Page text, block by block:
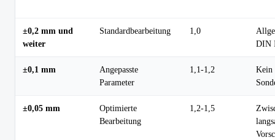
±0,2 mm und
weiter
Standardbearbeitung 1,0
DIN
±0,1 mm
Angepasste
Parameter
1,1-1,2
Kein
±0,05 mm
Optimierte
Bearbeitung
1,2-1,5